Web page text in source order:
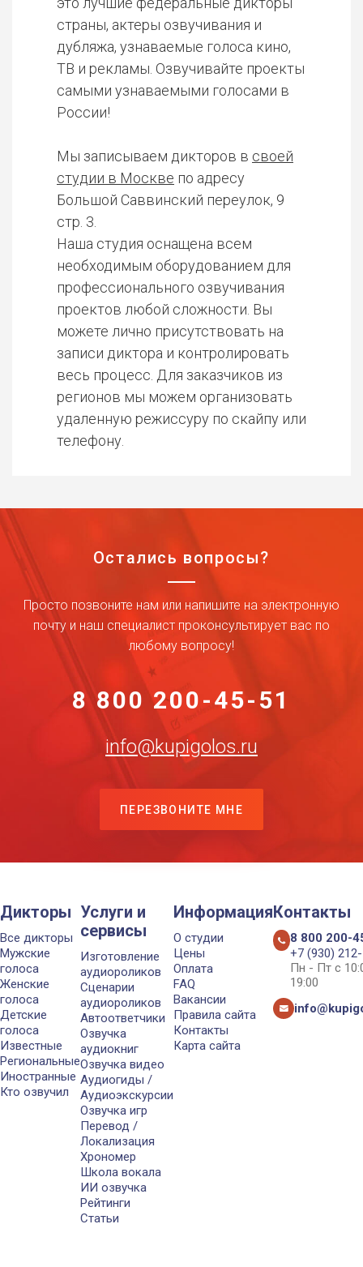
страны, актеры озвучивания и
дубляжа, узнаваемые голоса кино,
ТВ и рекламы. Озвучивайте проекты
самыми узнаваемыми голосами в
России!
Мы записываем дикторов в своей
студии в Москве по адресу
Большой Саввинский переулок, 9
стр. 3.
Наша студия оснащена всем
необходимым оборудованием для
профессионального озвучивания
проектов любой сложности. Вы
можете лично присутствовать на
записи диктора и контролировать
весь процесс. Для заказчиков из
регионов мы можем организовать
удаленную режиссуру по скайпу или
телефону.
Остались вопросы?
Просто позвоните нам или напишите на электронную
почту и наш специалист проконсультирует вас по
любому вопросу!
8 800 200-45-51
info@kupigolos.ru
ПЕРЕЗВОНИТЕ МНЕ
Дикторы
Все дикторы
Мужские
голоса
Женские
голоса
Детские
голоса
Известные
Региональные
Иностранные
Кто озвучил
Услуги и
сервисы
Изготовление
аудиороликов
Сценарии
аудиороликов
Автоответчики
Озвучка
аудиокниг
Озвучка видео
Аудиогиды /
Аудиоэкскурсии
Озвучка игр
Перевод /
Локализация
Хрономер
Школа вокала
ИИ озвучка
Рейтинги
Статьи
Информация
О студии
Цены
Оплата
FAQ
Вакансии
Правила сайта
Контакты
Карта сайта
Контакты
8 800 200-
+7 (930)
Пн - Пт с
19:00